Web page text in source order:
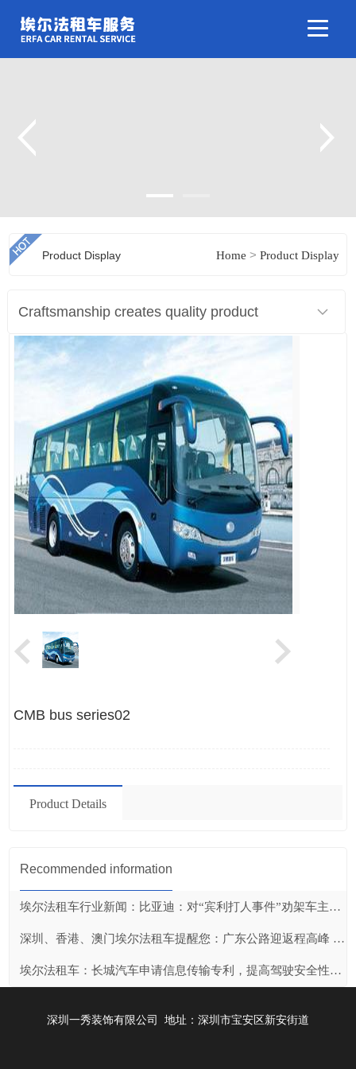
Product Display Home >Product Display
Craftsmanship creates quality product
display
CMB bus series02
Product Details
Recommended information
埃尔法租车行业新闻：比亚迪：对“宾利打人事件”劝架车主奖励20万元
深圳、香港、澳门埃尔法租车提醒您：广东公路迎返程高峰 初八车流将达847万
埃尔法租车：长城汽车申请信息传输专利，提高驾驶安全性和用户体验
深圳一秀装饰有限公司 地址：深圳市宝安区新安街道